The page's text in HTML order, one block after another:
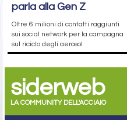
parla alla Gen Z
Oltre 6 milioni di contatti raggiunti
sui social network per la campagna
sul riciclo degli aerosol
siderweb
LA COMMUNITY DELL'ACCIAIO